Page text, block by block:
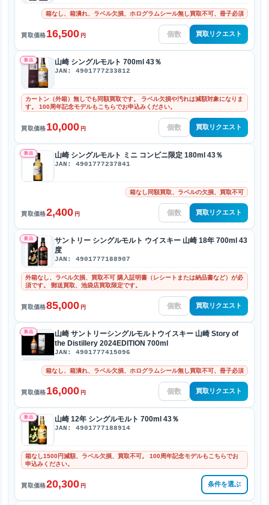
箱なし、箱潰れ、ラベル欠損、ホログラムシール無し買取不可、冊子必須
買取価格16,500 円 買取リクエスト
新品 山崎 シングルモルト 700ml 43％
JAN: 4901777233812
カートン（外箱）無しでも同額買取です。 ラベル欠損や汚れは減額対象になりま
す。 100周年記念モデルもこちらでお申込みください。
買取価格10,000 円 買取リクエスト
新品 山崎 シングルモルト ミニ コンビニ限定 180ml 43％
JAN: 4901777237841
箱なし同額買取、ラベルの欠損、買取不可
買取価格2,400 円 買取リクエスト
新品
サントリー シングルモルト ウイスキー 山崎 18年 700ml 43
度
JAN: 4901777188907
外箱なし、ラベル欠損、買取不可 購入証明書（レシートまたは納品書など）が必
須です。 郵送買取、池袋店買取限定です。
買取価格85,000 円 買取リクエスト
新品
山崎 サントリーシングルモルトウイスキー 山崎 Story of
the Distillery 2024EDITION 700ml
JAN: 4901777415096
箱なし、箱潰れ、ラベル欠損、ホログラムシール無し買取不可、冊子必須
買取価格16,000 円 買取リクエスト
新品 山崎 12年 シングルモルト 700ml 43％
JAN: 4901777188914
箱なし1500円減額、ラベル欠損、買取不可。 100周年記念モデルもこちらでお
申込みください。
買取価格20,300 円 条件を選ぶ